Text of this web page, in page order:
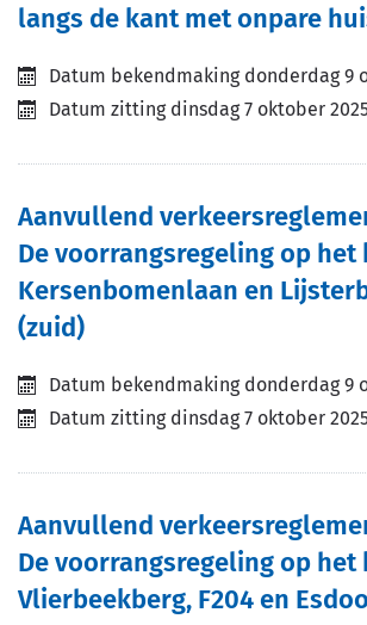
langs de kant met onpare
Datum bekendmakingdonderdag 9
Datum zittingdinsdag 7 oktober
Aanvullend
De voorrangsregeling op
Kersenbomenlaan en
(zuid)
Datum bekendmakingdonderdag 9
Datum zittingdinsdag 7 oktober
Aanvullend
De voorrangsregeling op
Vlierbeekberg, F204 en